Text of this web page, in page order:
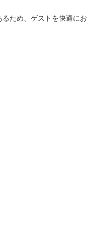
ため、ゲストを快適にお